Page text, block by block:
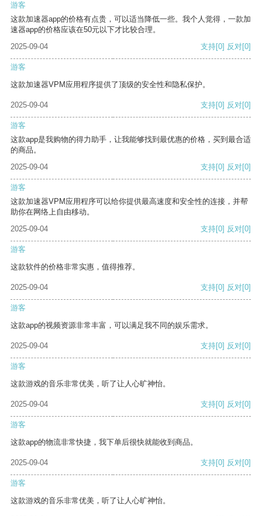
游客
这款加速器app的价格有点贵，可以适当降低一些。我个人觉得，一款加
速器app的价格应该在50元以下才比较合理。
2025-09-04
支持[0] 反对[0]
游客
这款加速器VPM应用程序提供了顶级的安全性和隐私保护。
2025-09-04 支持[0] 反对[0]
游客
这款app是我购物的得力助手，让我能够找到最优惠的价格，买到最合适
的商品。
2025-09-04
支持[0] 反对[0]
游客
这款加速器VPM应用程序可以给你提供最高速度和安全性的连接，并帮
助你在网络上自由移动。
2025-09-04
支持[0] 反对[0]
游客
这款软件的价格非常实惠，值得推荐。
2025-09-04 支持[0] 反对[0]
游客
这款app的视频资源非常丰富，可以满足我不同的娱乐需求。
2025-09-04 支持[0] 反对[0]
游客
这款游戏的音乐非常优美，听了让人心旷神怡。
2025-09-04 支持[0] 反对[0]
游客
这款app的物流非常快捷，我下单后很快就能收到商品。
2025-09-04 支持[0] 反对[0]
游客
这款游戏的音乐非常优美，听了让人心旷神怡。